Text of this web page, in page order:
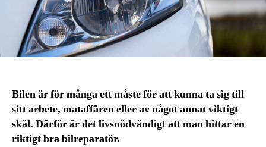
Bilen är för många ett måste för att kunna ta sig till
sitt arbete, mataffären eller av något annat viktigt
skäl. Därför är det livsnödvändigt att man hittar en
riktigt bra bilreparatör.